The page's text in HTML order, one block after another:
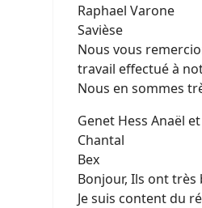
Raphael Varone
Savièse
Nous vous
travail effectué à
Nous en sommes
Genet Hess Anaël
Chantal
Bex
Bonjour, Ils ont très
Je suis content du